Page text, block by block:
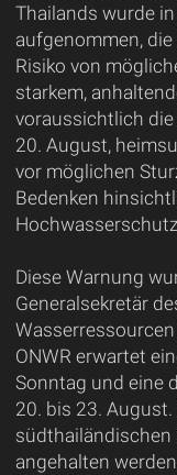
Thailands wurde
aufgenommen,
Risiko von
starkem,
voraussichtlich
20. August,
vor möglichen
Bedenken
Diese Warnung
Generalsekretär
Wasserressourcen
ONWR erwartet
Sonntag und eine
20. bis 23.
südthailändischen
angehalten